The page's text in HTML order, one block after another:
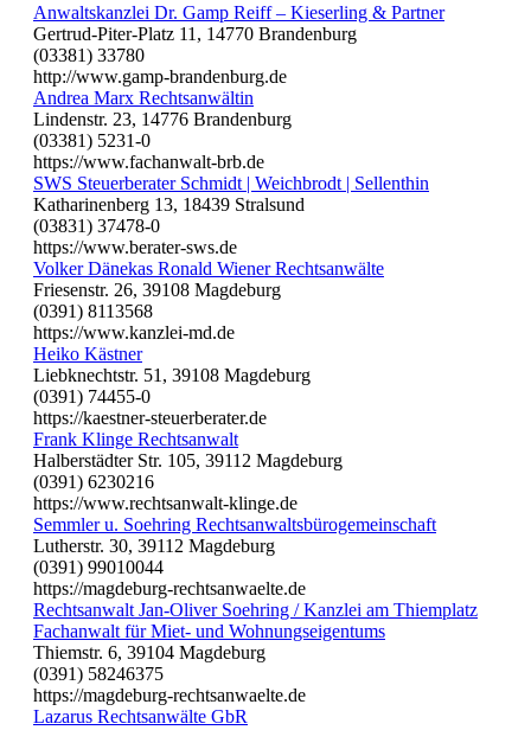
Anwaltskanzlei Dr. Gamp Reiff – Kieserling & Partner
Gertrud-Piter-Platz 11, 14770 Brandenburg
(03381) 33780
http://www.gamp-brandenburg.de
Andrea Marx Rechtsanwältin
Lindenstr. 23, 14776 Brandenburg
(03381) 5231-0
https://www.fachanwalt-brb.de
SWS Steuerberater Schmidt | Weichbrodt | Sellenthin
Katharinenberg 13, 18439 Stralsund
(03831) 37478-0
https://www.berater-sws.de
Volker Dänekas Ronald Wiener Rechtsanwälte
Friesenstr. 26, 39108 Magdeburg
(0391) 8113568
https://www.kanzlei-md.de
Heiko Kästner
Liebknechtstr. 51, 39108 Magdeburg
(0391) 74455-0
https://kaestner-steuerberater.de
Frank Klinge Rechtsanwalt
Halberstädter Str. 105, 39112 Magdeburg
(0391) 6230216
https://www.rechtsanwalt-klinge.de
Semmler u. Soehring Rechtsanwaltsbürogemeinschaft
Lutherstr. 30, 39112 Magdeburg
(0391) 99010044
https://magdeburg-rechtsanwaelte.de
Rechtsanwalt Jan-Oliver Soehring / Kanzlei am Thiemplatz
Fachanwalt für Miet- und Wohnungseigentums
Thiemstr. 6, 39104 Magdeburg
(0391) 58246375
https://magdeburg-rechtsanwaelte.de
Lazarus Rechtsanwälte GbR